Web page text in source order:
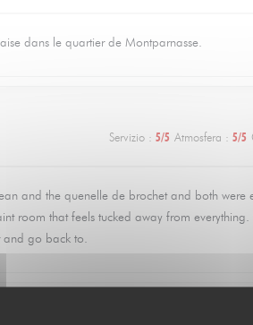
dans le quartier de Montparnasse.
Servizio : 5/5 Atmosfera : 5/5
and the quenelle de brochet and both
room that feels tucked away from
and go back to.